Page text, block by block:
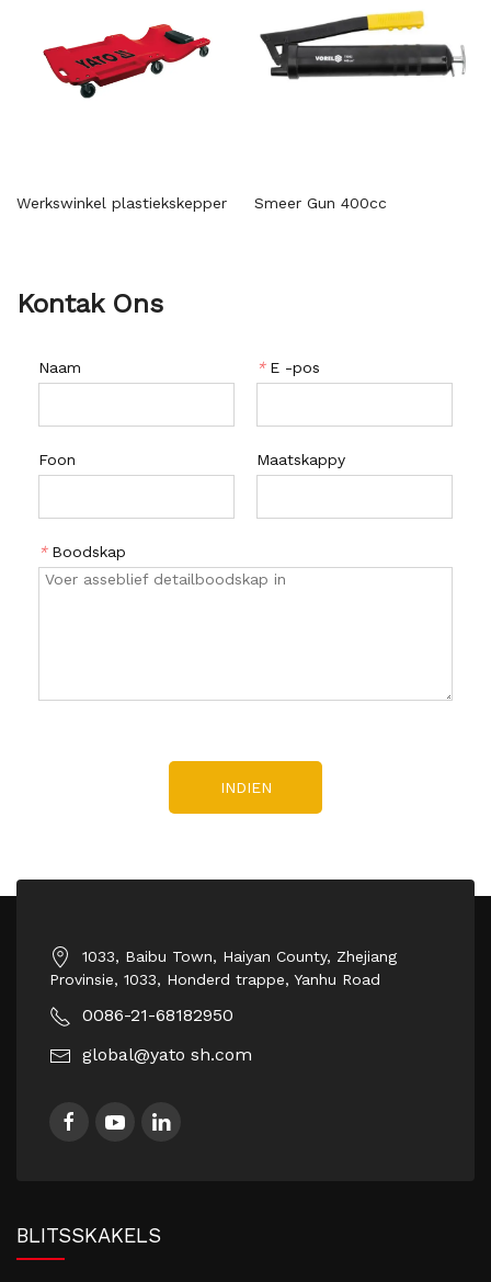
Werkswinkel plastiekskepper Smeer Gun 400cc
Kontak Ons
Naam * E -pos
Foon Maatskappy
* Boodskap
INDIEN
1033, Baibu Town, Haiyan County, Zhejiang
Provinsie, 1033, Honderd trappe, Yanhu Road
0086-21-68182950
global@yato sh.com
BLITSSKAKELS